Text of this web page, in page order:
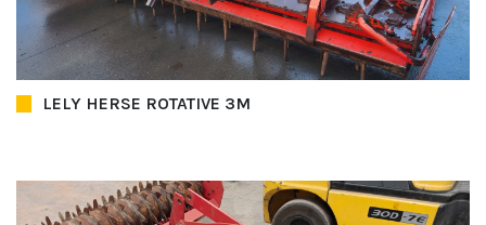
LELY HERSE ROTATIVE 3M